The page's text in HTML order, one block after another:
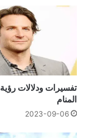
تفسيرات ودلالات
المنام
2023-09-06